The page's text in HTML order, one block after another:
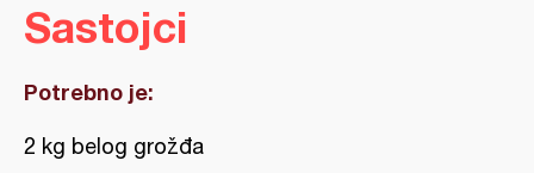
Sastojci
Potrebno je:
2 kg belog grožđa